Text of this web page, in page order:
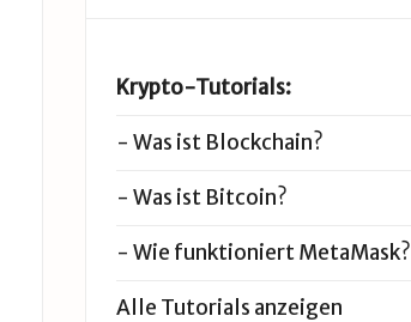
Krypto-Tutorials:
- Was ist Blockchain?
- Was ist Bitcoin?
- Wie funktioniert MetaMask?
Alle Tutorials anzeigen